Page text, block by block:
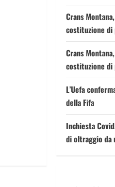
Crans
costituzione di
Crans
costituzione di
L’Uefa
della Fifa
Inchiesta
di oltraggio da